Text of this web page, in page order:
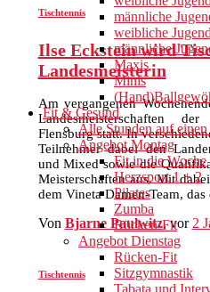
männliche
weibliche
männliche
Maxis
Minis
Fit & Gesund
Alle Stunden auf
Angebot Montag
Fit in die Woche
Herzsport 1 + 2
Pilates
Zumba
Rücken-Fit
Angebot Dienstag
Rücken-Fit
Sitzgymnastik
Tabata und
Tischtennis
Ilse Eckstein wird
Landesmeisterin
Am vergangenen
Landesmeisterschaften
Flensburg statt. In
Teilnehmer dabei den
und Mixed sowie die
Meisterschaften aus. Mit
dem Vineta Damen-Team,
Von Bjarne Paulwitz, vor 2
Tischtennis